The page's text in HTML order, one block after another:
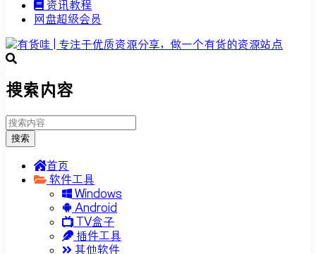
资讯教程
网盘超级会员
搜索内容
搜索
首页
软件工具
Windows
Android
TV盒子
插件工具
其他软件